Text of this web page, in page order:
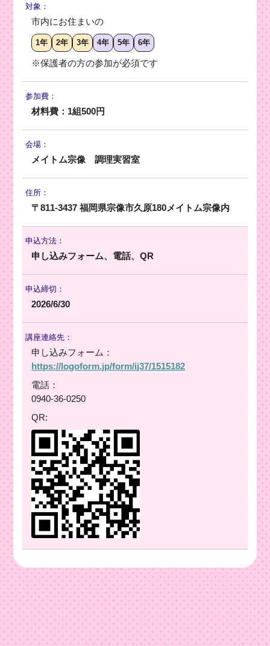
対象：
市内にお住まいの
1年 2年 3年 4年 5年 6年
※保護者の方の参加が必須です
参加費：
材料費：1組500円
会場：
メイトム宗像 調理実習室
住所：
〒811-3437 福岡県宗像市久原180メイトム宗像内
申込方法：
申し込みフォーム、電話、QR
申込締切：
2026/6/30
講座連絡先：
申し込みフォーム：
https://logoform.jp/form/ij37/1515182
電話：
0940-36-0250
QR: